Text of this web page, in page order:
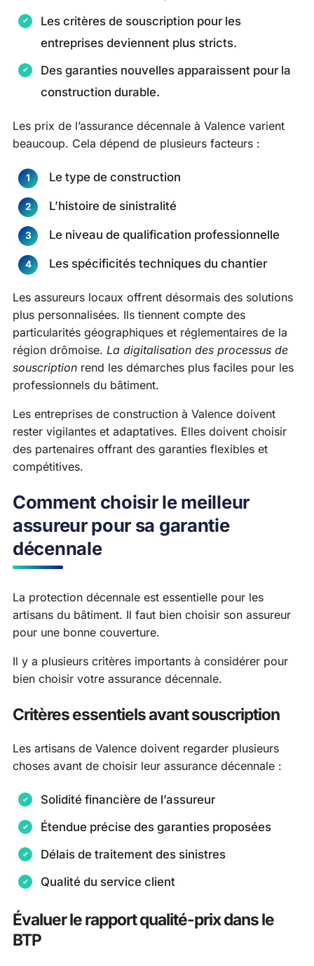
Les critères de souscription pour les
entreprises deviennent plus stricts.
Des garanties nouvelles apparaissent pour la
construction durable.
Les prix de l’assurance décennale à Valence varient
beaucoup. Cela dépend de plusieurs facteurs :
Le type de construction
L’histoire de sinistralité
Le niveau de qualification professionnelle
Les spécificités techniques du chantier
Les assureurs locaux offrent désormais des solutions
plus personnalisées. Ils tiennent compte des
particularités géographiques et réglementaires de la
région drômoise. La digitalisation des processus de
souscription rend les démarches plus faciles pour les
professionnels du bâtiment.
Les entreprises de construction à Valence doivent
rester vigilantes et adaptatives. Elles doivent choisir
des partenaires offrant des garanties flexibles et
compétitives.
Comment choisir le meilleur
assureur pour sa garantie
décennale
La protection décennale est essentielle pour les
artisans du bâtiment. Il faut bien choisir son assureur
pour une bonne couverture.
Il y a plusieurs critères importants à considérer pour
bien choisir votre assurance décennale.
Critères essentiels avant souscription
Les artisans de Valence doivent regarder plusieurs
choses avant de choisir leur assurance décennale :
Solidité financière de l’assureur
Étendue précise des garanties proposées
Délais de traitement des sinistres
Qualité du service client
Évaluer le rapport qualité-prix dans le
BTP